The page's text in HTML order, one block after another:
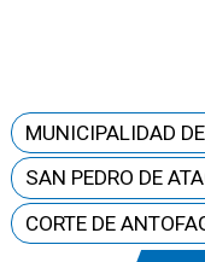
MUNICIPALIDAD
SAN PEDRO DE
CORTE DE